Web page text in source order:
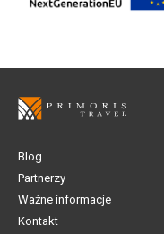
Blog
Partnerzy
Ważne informacje
Kontakt